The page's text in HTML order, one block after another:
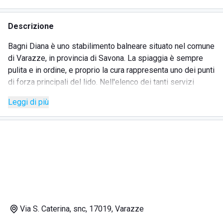
Descrizione
Bagni Diana è uno stabilimento balneare situato nel comune
di Varazze, in provincia di Savona. La spiaggia è sempre
pulita e in ordine, e proprio la cura rappresenta uno dei punti
di forza principali del lido. Nell'elenco dei tanti servizi
pensata esclusivamente per i bambini, la possibilità di fare
una doccia calda prima di tornare a casa, bar e ristorazione
Uno dei fiori all'occhiello di Bagni Diana è il servizio di
Leggi di più
Via S. Caterina, snc, 17019, Varazze